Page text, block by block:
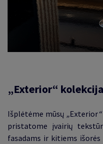
„Exterior“ kolekcija
Išplėtėme mūsų „Exterior“
pristatome įvairių
fasadams ir kitiems